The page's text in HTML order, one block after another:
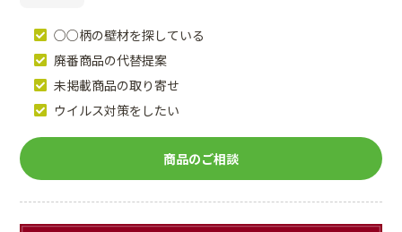
○○柄の壁材を探している
廃番商品の代替提案
未掲載商品の取り寄せ
ウイルス対策をしたい
商品のご相談